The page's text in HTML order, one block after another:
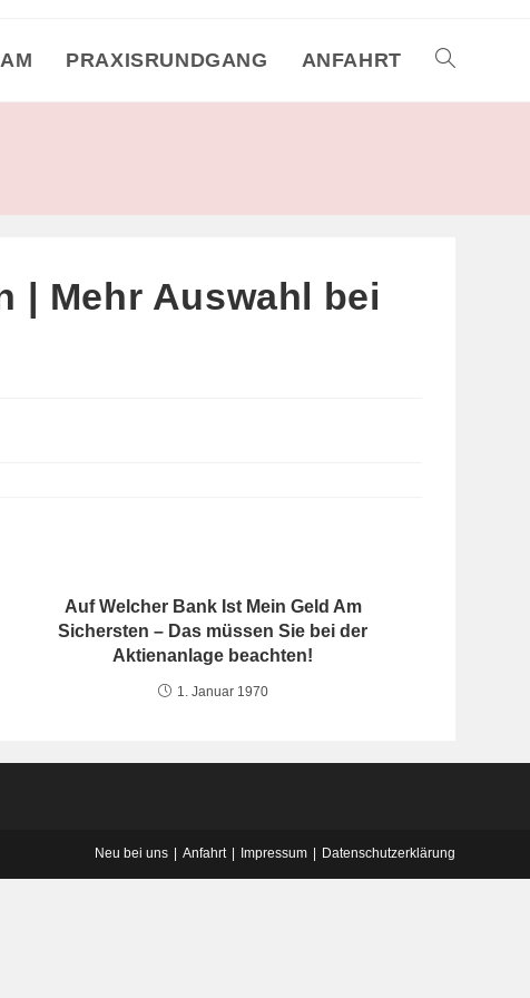
PRAXISRUNDGANG ANFAHRT TOGGLE
| Mehr Auswahl bei
Auf Welcher Bank Ist Mein Geld Am
Sichersten – Das müssen Sie bei der
Aktienanlage beachten!
1. Januar 1970
Neu bei uns Anfahrt Impressum Datenschutzerklärung